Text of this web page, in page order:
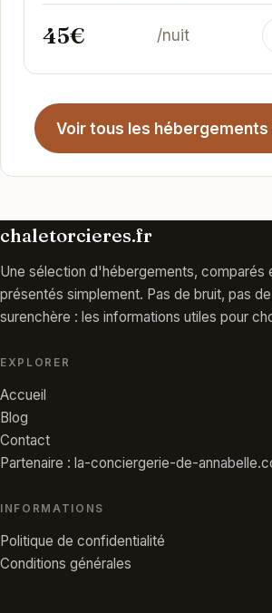
des pistes de ski et des
45€ /nuit
Voir tous les hébergements
chaletorcieres.fr
Une sélection d'hébergements, comparés
présentés simplement. Pas de bruit, pas de
surenchère : les informations utiles pour
EXPLORER
Accueil
Blog
Contact
Partenaire : la-conciergerie-de-
INFORMATIONS
Politique de confidentialité
Conditions générales